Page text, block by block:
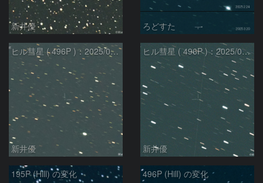
新井優 ろどすた
ヒル彗星 ( 496P )：2025/02/17
新井優
ヒル彗星 ( 496P )：2025/02/27
新井優
195P (Hill) の変化 496P (Hill) の変化